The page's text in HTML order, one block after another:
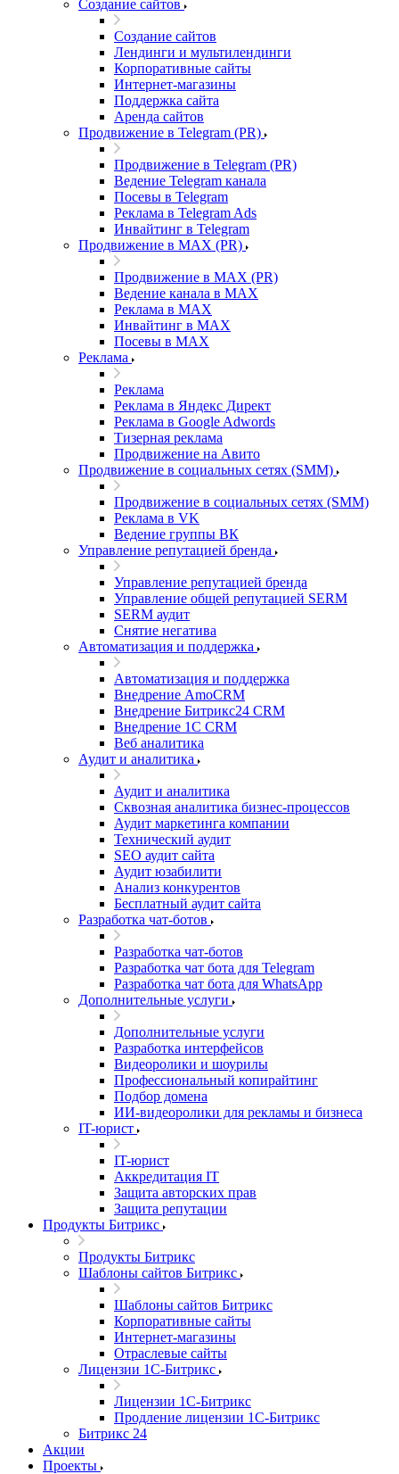
Создание сайтов
Создание сайтов
Лендинги и мультилендинги
Корпоративные сайты
Интернет-магазины
Поддержка сайта
Аренда сайтов
Продвижение в Telegram (PR)
Продвижение в Telegram (PR)
Ведение Telegram канала
Посевы в Telegram
Реклама в Telegram Ads
Инвайтинг в Telegram
Продвижение в MAX (PR)
Продвижение в MAX (PR)
Ведение канала в MAX
Реклама в MAX
Инвайтинг в MAX
Посевы в MAX
Реклама
Реклама
Реклама в Яндекс Директ
Реклама в Google Adwords
Тизерная реклама
Продвижение на Авито
Продвижение в социальных сетях (SMM)
Продвижение в социальных сетях (SMM)
Реклама в VK
Ведение группы ВК
Управление репутацией бренда
Управление репутацией бренда
Управление общей репутацией SERM
SERM аудит
Снятие негатива
Автоматизация и поддержка
Автоматизация и поддержка
Внедрение AmoCRM
Внедрение Битрикс24 CRM
Внедрение 1C CRM
Веб аналитика
Аудит и аналитика
Аудит и аналитика
Сквозная аналитика бизнес-процессов
Аудит маркетинга компании
Технический аудит
SEO аудит сайта
Аудит юзабилити
Анализ конкурентов
Бесплатный аудит сайта
Разработка чат-ботов
Разработка чат-ботов
Разработка чат бота для Telegram
Разработка чат бота для WhatsApp
Дополнительные услуги
Дополнительные услуги
Разработка интерфейсов
Видеоролики и шоурилы
Профессиональный копирайтинг
Подбор домена
ИИ-видеоролики для рекламы и бизнеса
IT-юрист
IT-юрист
Аккредитация IT
Защита авторских прав
Защита репутации
Продукты Битрикс
Продукты Битрикс
Шаблоны сайтов Битрикс
Шаблоны сайтов Битрикс
Корпоративные сайты
Интернет-магазины
Отраслевые сайты
Лицензии 1С-Битрикс
Лицензии 1С-Битрикс
Продление лицензии 1С-Битрикс
Битрикс 24
Акции
Проекты